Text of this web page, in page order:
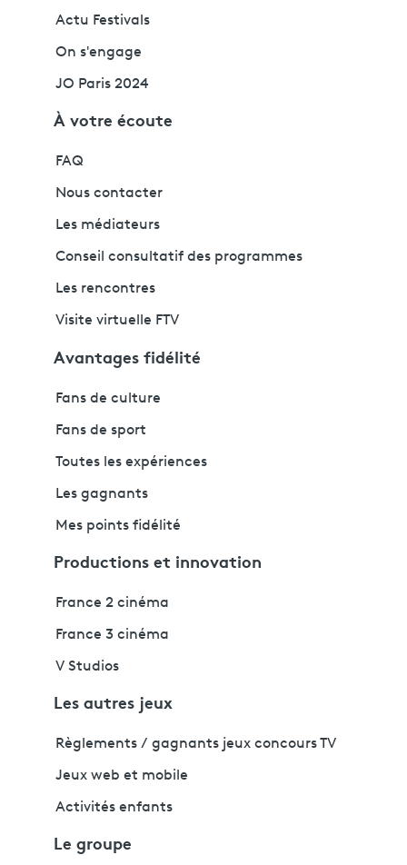
Actu Festivals
On s'engage
JO Paris 2024
À votre écoute
FAQ
Nous contacter
Les médiateurs
Conseil consultatif des programmes
Les rencontres
Visite virtuelle FTV
Avantages fidélité
Fans de culture
Fans de sport
Toutes les expériences
Les gagnants
Mes points fidélité
Productions et innovation
France 2 cinéma
France 3 cinéma
V Studios
Les autres jeux
Règlements / gagnants jeux concours TV
Jeux web et mobile
Activités enfants
Le groupe